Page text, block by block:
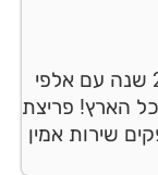
ניסיון של מעל 20 שנה עם אלפי
לכל הארץ! פריצת
אמין